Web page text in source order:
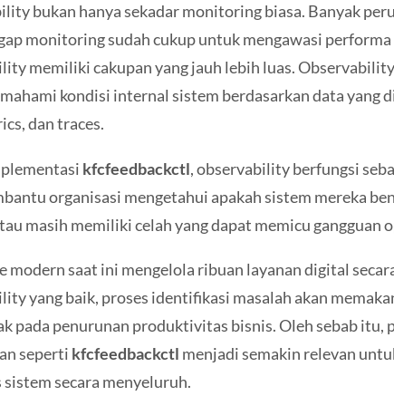
bukan hanya sekadar monitoring biasa. Banyak
monitoring sudah cukup untuk mengawasi performa
memiliki cakupan yang jauh lebih luas.
kondisi internal sistem berdasarkan data yang
dan traces.
kfcfeedbackctl, observability berfungsi
organisasi mengetahui apakah sistem mereka
masih memiliki celah yang dapat memicu gangguan
modern saat ini mengelola ribuan layanan digital
yang baik, proses identifikasi masalah akan
pada penurunan produktivitas bisnis. Oleh sebab itu,
seperti kfcfeedbackctl menjadi semakin relevan
secara menyeluruh.